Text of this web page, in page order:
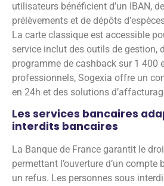
utilisateurs bénéficient d’un IBAN,
prélèvements et de dépôts
La carte classique est accessible
service inclut des outils de gestion,
programme de cashback sur 1 400
professionnels, Sogexia offre un
en 24h et des solutions
Les services bancaires
interdits bancaires
La Banque de France garantit le
permettant l’ouverture d’un compte
un refus. Les personnes sous